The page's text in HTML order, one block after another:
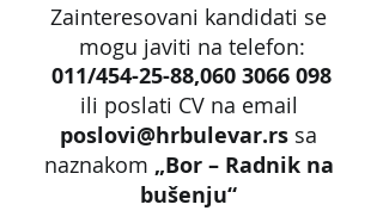
Zainteresovani kandidati se
mogu javiti na telefon:
011/454-25-88,060 3066 098
ili poslati CV na email
poslovi@hrbulevar.rs sa
naznakom „Bor – Radnik na
bušenju“